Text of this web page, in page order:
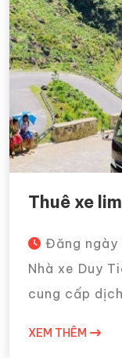
Thuê xe
Đăng ngày
Nhà xe Duy
cung cấp
XEM THÊM